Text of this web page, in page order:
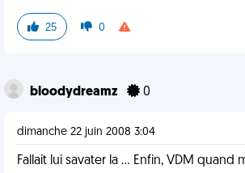
25 0
bloodydreamz 0
dimanche 22 juin 2008 3:04
Fallait lui savater la ... Enfin, VDM quand